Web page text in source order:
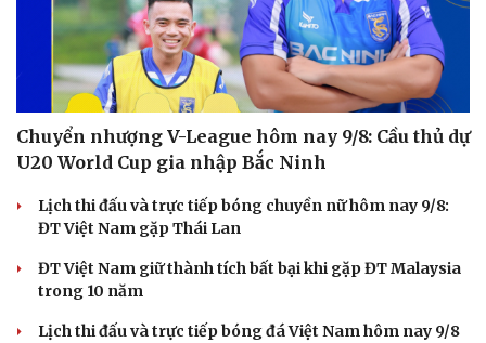
Chuyển nhượng V-League hôm nay 9/8: Cầu thủ dự
U20 World Cup gia nhập Bắc Ninh
Lịch thi đấu và trực tiếp bóng chuyền nữ hôm nay 9/8:
ĐT Việt Nam gặp Thái Lan
ĐT Việt Nam giữ thành tích bất bại khi gặp ĐT Malaysia
trong 10 năm
Lịch thi đấu và trực tiếp bóng đá Việt Nam hôm nay 9/8